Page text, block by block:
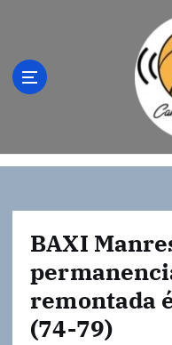
l
Campo
mundo
BAXI
remontada
(74-79)